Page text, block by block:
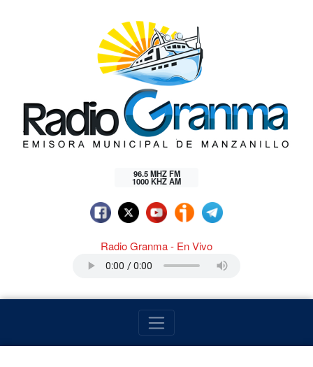
96.5 MHZ FM
1000 KHZ AM
Radio Granma - En Vivo